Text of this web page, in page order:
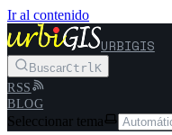
Ir al contenido
URBIGIS
BuscarCtrlK
RSS
BLOG
Seleccionar tema